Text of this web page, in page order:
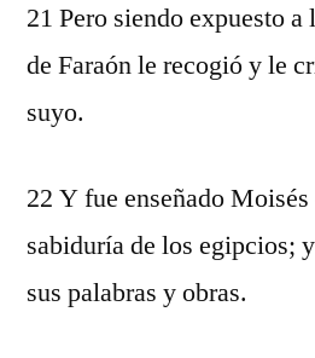
21 Pero siendo expuesto
de Faraón le recogió y le
suyo.
22 Y fue enseñado
sabiduría de los egipcios;
sus palabras y obras.